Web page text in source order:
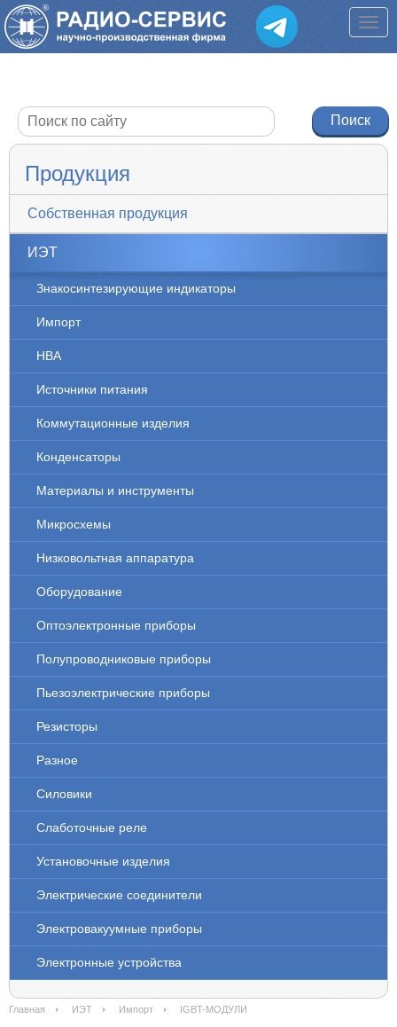
Продукция
Собственная продукция
ИЭТ
Знакосинтезирующие индикаторы
Импорт
НВА
Источники питания
Коммутационные изделия
Конденсаторы
Материалы и инструменты
Микросхемы
Низковольтная аппаратура
Оборудование
Оптоэлектронные приборы
Полупроводниковые приборы
Пьезоэлектрические приборы
Резисторы
Разное
Силовики
Слаботочные реле
Установочные изделия
Электрические соединители
Электровакуумные приборы
Электронные устройства
Главная ИЭТ Импорт IGBT-МОДУЛИ